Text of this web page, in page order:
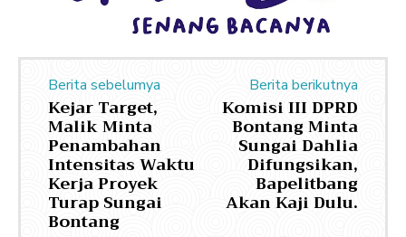
Berita sebelumya
Kejar Target,
Malik Minta
Penambahan
Intensitas Waktu
Kerja Proyek
Turap Sungai
Bontang
Berita berikutnya
Komisi III DPRD
Bontang Minta
Sungai Dahlia
Difungsikan,
Bapelitbang
Akan Kaji Dulu.